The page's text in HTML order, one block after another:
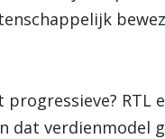
RTL
dat verdienmodel